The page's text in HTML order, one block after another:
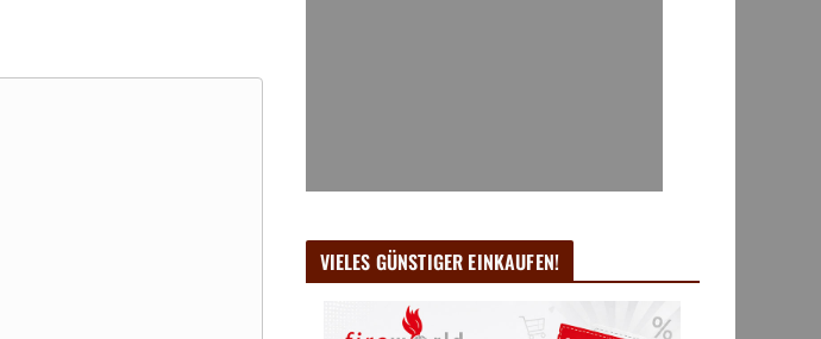
VIELES GÜNSTIGER EINKAUFEN!